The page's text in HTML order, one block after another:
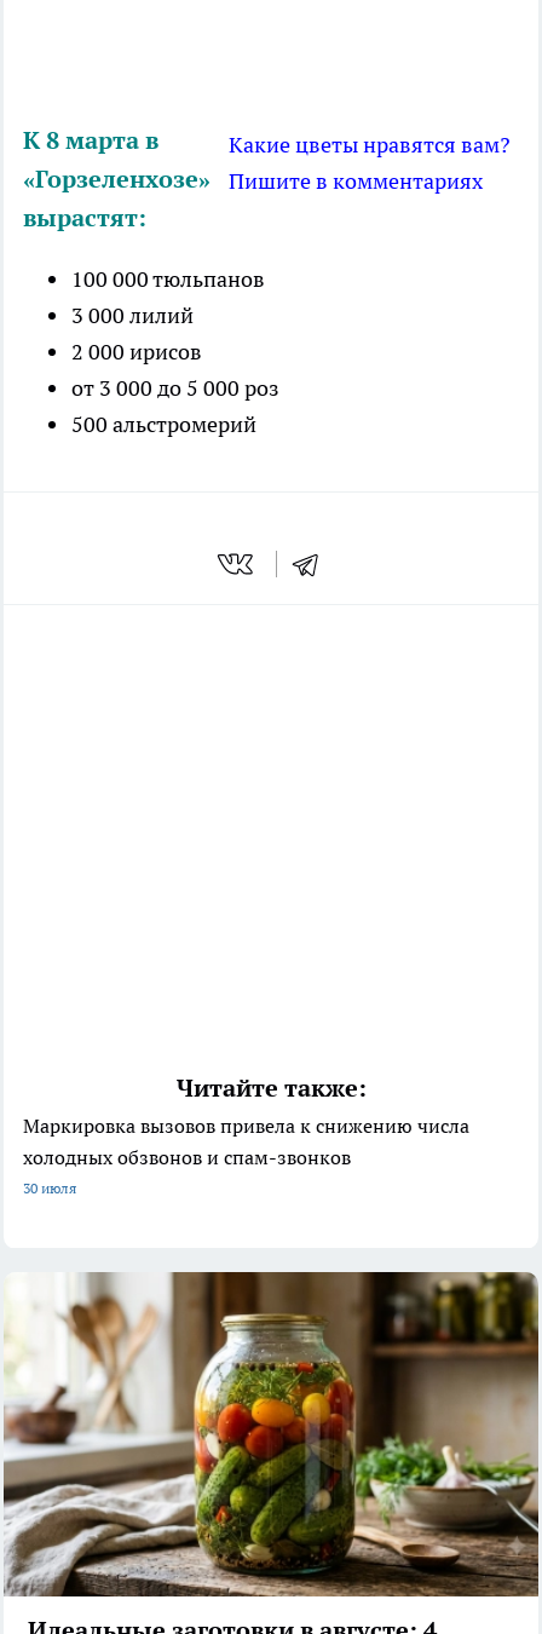
Какие цветы нравятся вам?
Пишите в комментариях
К 8 марта в
«Горзеленхозе»
вырастят:
100 000 тюльпанов
3 000 лилий
2 000 ирисов
от 3 000 до 5 000 роз
500 альстромерий
Читайте также:
Маркировка вызовов привела к снижению числа
холодных обзвонов и спам-звонков
30 июля